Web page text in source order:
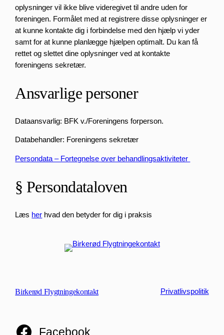
oplysninger vil ikke blive videregivet til andre uden for
foreningen. Formålet med at registrere disse oplysninger er
at kunne kontakte dig i forbindelse med den hjælp vi yder
samt for at kunne planlægge hjælpen optimalt. Du kan få
rettet og slettet dine oplysninger ved at kontakte
foreningens sekretær.
Ansvarlige personer
Dataansvarlig: BFK v./Foreningens forperson.
Databehandler: Foreningens sekretær
Persondata – Fortegnelse over behandlingsaktiviteter
§ Persondataloven
Læs her hvad den betyder for dig i praksis
Birkerød Flygtningekontakt Privatlivspolitik
Facebook